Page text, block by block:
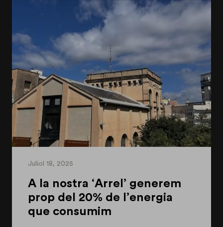
Juliol 18, 2025
A la nostra ‘Arrel’ generem
prop del 20% de l’energia
que consumim